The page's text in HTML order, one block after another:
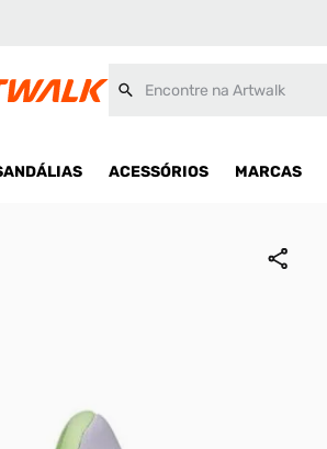
ACESSÓRIOS MARCAS